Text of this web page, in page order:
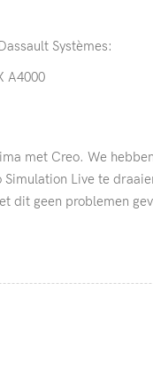
Systèmes:
A4000
met Creo. We
Live te
dit geen problemen